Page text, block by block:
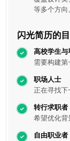
等多个方向
闪光简历的
高校学生与
需要构建第
职场人士
正在寻找下
转行求职者
希望优化背
自由职业者